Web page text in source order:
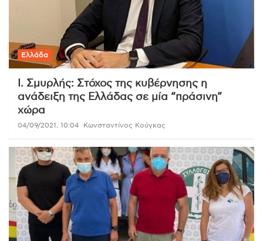
Ελλάδα
Ι. Σμυρλής: Στόχος της κυβέρνησης η
ανάδειξη της Ελλάδας σε μία “πράσινη”
χώρα
04/09/2021, 10:04 Κωνσταντίνος Κούγκας